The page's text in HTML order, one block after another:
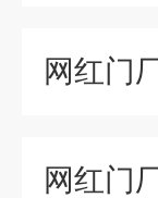
网红门